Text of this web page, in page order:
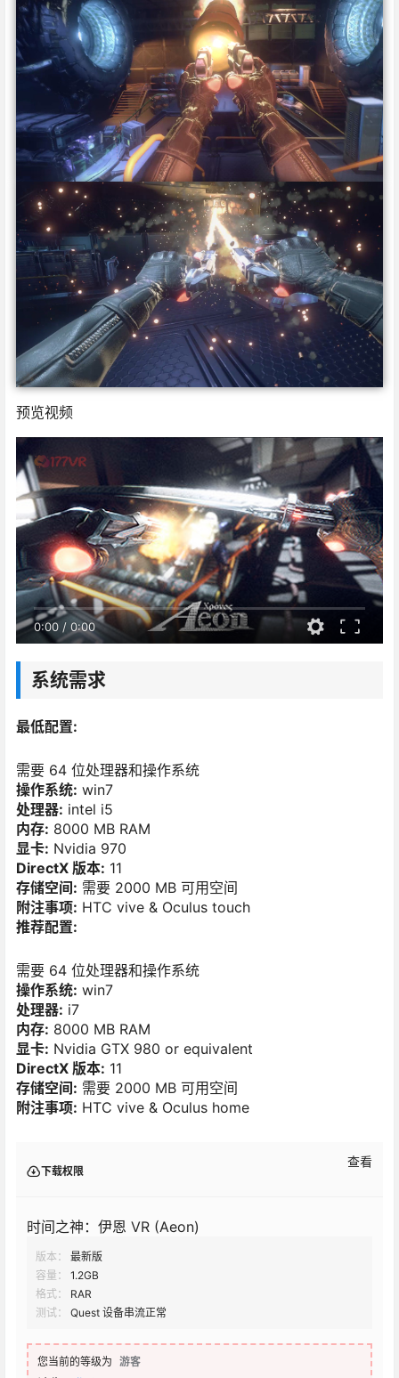
预览视频
0:00 / 0:00
系统需求
最低配置:
需要 64 位处理器和操作系统
操作系统: win7
处理器: intel i5
内存: 8000 MB RAM
显卡: Nvidia 970
DirectX 版本: 11
存储空间: 需要 2000 MB 可用空间
附注事项: HTC vive & Oculus touch
推荐配置:
需要 64 位处理器和操作系统
操作系统: win7
处理器: i7
内存: 8000 MB RAM
显卡: Nvidia GTX 980 or equivalent
DirectX 版本: 11
存储空间: 需要 2000 MB 可用空间
附注事项: HTC vive & Oculus home
下载权限
查看
时间之神：伊恩 VR (Aeon)
版本：
最新版
容量：
1.2GB
格式：
RAR
测试：
Quest 设备串流正常
您当前的等级为 游客